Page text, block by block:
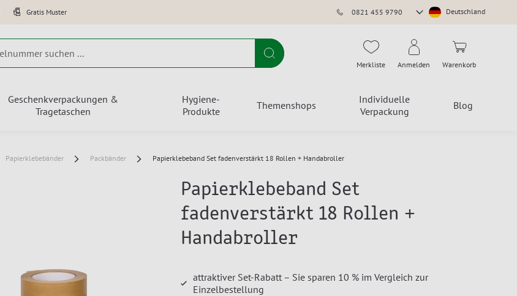
Gratis Muster 0821 455 9790
Store
Deutschland
Suche Merkliste Anmelden Warenkorb
Geschenkverpackungen &
Tragetaschen
Hygiene-
Produkte
Themenshops
Individuelle
Verpackung
Blog
Papierklebebänder Packbänder Papierklebeband Set fadenverstärkt 18 Rollen + Handabroller
Papierklebeband Set
fadenverstärkt 18 Rollen +
Handabroller
attraktiver Set-Rabatt – Sie sparen 10 % im Vergleich zur
Einzelbestellung